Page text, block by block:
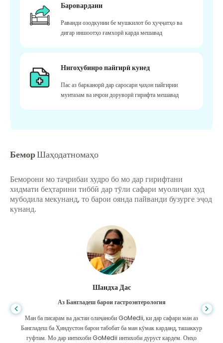
Баровардани
Раванди озодкунии бе мушкилот бо ҳуҷҷатҳо ва
дигар иншоотҳо ғамхорӣ карда мешавад
Нигоҳубинро пайгирӣ кунед
Пас аз барканорӣ дар саросари ҷаҳон пайгирии
мунтазам ва иҷрои доруворӣ гирифта мешавад
БеморШаҳодатномаҳо
Беморони мо таҷрибаи худро бо мо дар гирифтани
хидмати беҳтарини тиббӣ дар тӯли сафари муолиҷаи худ
мубодила мекунанд, то барои оянда пайванди бузурге эҷод
кунанд.
Шандха Дас
Аз Бангладеш барои гастроэнтерология
Ман ба писарам ва дастаи олиҷаноби GoMedii, ки дар сафари ман аз
Бангладеш ба Ҳиндустон барои табобат ба ман кӯмак карданд, ташаккур
гуфтам. Мо дар интихоби GoMedii интихоби дуруст кардем. Онҳо